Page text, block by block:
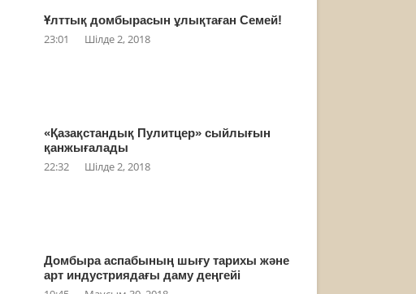
Ұлттық домбырасын ұлықтаған Семей!
23:01 Шілде 2, 2018
«Қазақстандық Пулитцер» сыйлығын
қанжығалады
22:32 Шілде 2, 2018
Домбыра аспабының шығу тарихы және
арт индустриядағы даму деңгейі